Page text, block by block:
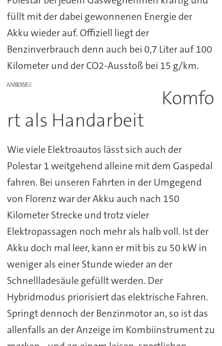
füllt mit der dabei gewonnenen Energie der
Akku wieder auf. Offiziell liegt der
Benzinverbrauch denn auch bei 0,7 Liter auf 100
Kilometer und der CO2-Ausstoß bei 15 g/km.
ANZEIGE
Komfo
rt als Handarbeit
Wie viele Elektroautos lässt sich auch der
Polestar 1 weitgehend alleine mit dem Gaspedal
fahren. Bei unseren Fahrten in der Umgegend
von Florenz war der Akku auch nach 150
Kilometer Strecke und trotz vieler
Elektropassagen noch mehr als halb voll. Ist der
Akku doch mal leer, kann er mit bis zu 50 kW in
weniger als einer Stunde wieder an der
Schnellladesäule gefüllt werden. Der
Hybridmodus priorisiert das elektrische Fahren.
Springt dennoch der Benzinmotor an, so ist das
allenfalls an der Anzeige im Kombiinstrument zu